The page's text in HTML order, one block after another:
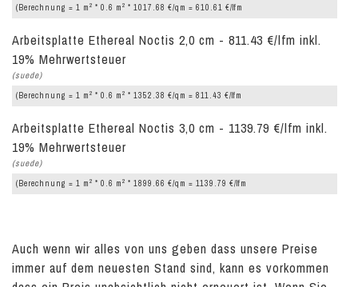
(Berechnung = 1 m 2 * 0.6 m 2 * 1017.68 €/qm = 610.61 €/lfm
Arbeitsplatte Ethereal Noctis 2,0 cm - 811.43 €/lfm inkl.
19% Mehrwertsteuer
(suede)
(Berechnung = 1 m 2 * 0.6 m 2 * 1352.38 €/qm = 811.43 €/lfm
Arbeitsplatte Ethereal Noctis 3,0 cm - 1139.79 €/lfm inkl.
19% Mehrwertsteuer
(suede)
(Berechnung = 1 m 2 * 0.6 m 2 * 1899.66 €/qm = 1139.79 €/lfm
Auch wenn wir alles von uns geben dass unsere Preise
immer auf dem neuesten Stand sind, kann es vorkommen